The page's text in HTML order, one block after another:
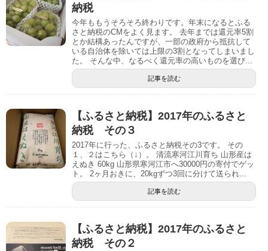
納税
今年ももうそろそろ終わりです。年末になるとふる
さと納税のCMをよく見ます。 去年までは還元率5割
とか結構あったんですが、一部の政府から抵抗して
いる自治体を除いては上限の3割となってしまいまし
た。 そんな中、なるべく還元率の高いものを選び...
記事を読む
【ふるさと納税】2017年のふるさと
納税 その３
2017年に行った、ふるさと納税その3です。 その
１、２はこちら（↓）。 清流寒河江川育ち 山形産は
えぬき 60kg 山形県寒河江市へ30000円の寄付でゲッ
ト。 2ヶ月おきに、20kgずつ3回に分けて送られ...
記事を読む
【ふるさと納税】2017年のふるさと
納税 その２